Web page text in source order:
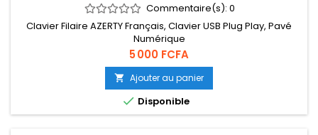
Commentaire(s): 0
Clavier Filaire AZERTY Français, Clavier USB Plug Play, Pavé
Numérique
Prix
5 000 FCFA
 Ajouter au panier
 Disponible